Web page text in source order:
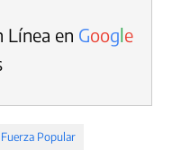
Línea en Google
Fuerza Popular